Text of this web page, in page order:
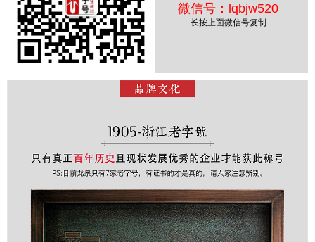
微信号：lqbjw520
长按上面微信号复制